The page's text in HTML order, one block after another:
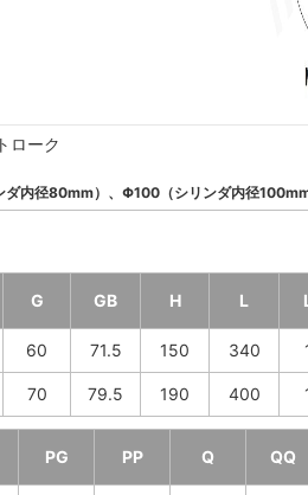
ローク
内径80mm）、Φ100（シリンダ内径
G GB H L
60 71.5 150 340
70 79.5 190 400
PG PP Q QQ